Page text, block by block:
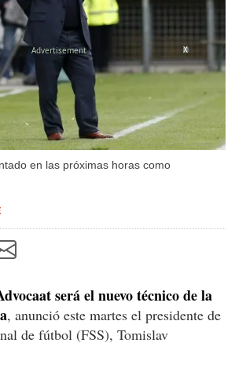
en las próximas horas como
X
será el nuevo técnico de la
, anunció este martes el presidente de
de fútbol (FSS), Tomislav